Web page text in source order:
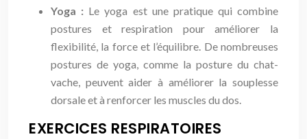
Yoga : Le yoga est une pratique qui combine
postures et respiration pour améliorer la
flexibilité, la force et l’équilibre. De nombreuses
postures de yoga, comme la posture du chat-
vache, peuvent aider à améliorer la souplesse
dorsale et à renforcer les muscles du dos.
EXERCICES RESPIRATOIRES